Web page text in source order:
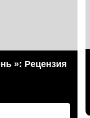
»: Рецензия